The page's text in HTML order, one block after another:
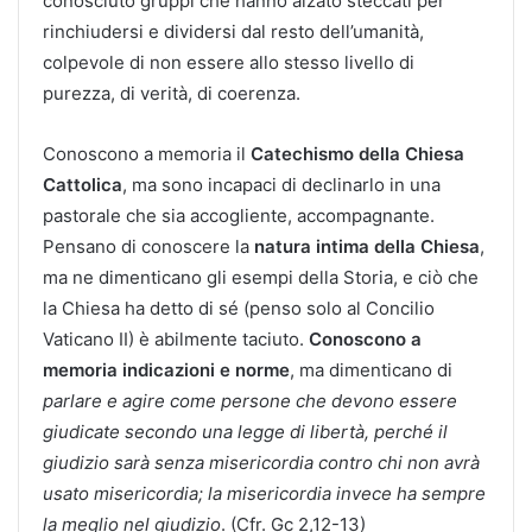
rinchiudersi e dividersi dal resto dell’umanità,
colpevole di non essere allo stesso livello di
purezza, di verità, di coerenza.
Conoscono a memoria il Catechismo della Chiesa
Cattolica, ma sono incapaci di declinarlo in una
pastorale che sia accogliente, accompagnante.
Pensano di conoscere la natura intima della Chiesa,
ma ne dimenticano gli esempi della Storia, e ciò che
la Chiesa ha detto di sé (penso solo al Concilio
Vaticano II) è abilmente taciuto. Conoscono a
memoria indicazioni e norme, ma dimenticano di
parlare e agire come persone che devono essere
giudicate secondo una legge di libertà, perché il
giudizio sarà senza misericordia contro chi non avrà
usato misericordia; la misericordia invece ha sempre
la meglio nel giudizio. (Cfr. Gc 2,12-13)